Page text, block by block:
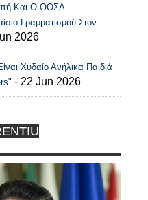
Και Ο ΟΟΣΑ
Γραμματισμού Στον
2026
Χυδαίο Ανήλικα Παιδιά
- 22 Jun 2026